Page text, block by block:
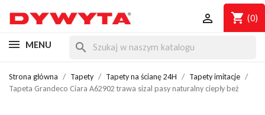
shopping_cart (0)

MENU search
Strona główna Tapety Tapety na ścianę 24H
Tapety imitacje
Tapeta Grandeco Ciara A62902 trawa sizal pasy naturalny ciepły beż